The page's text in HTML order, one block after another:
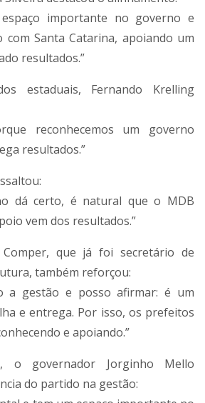
importante no governo e
com Santa Catarina, apoiando um
resultados.”
estaduais, Fernando Krelling
reconhecemos um governo
resultados.”
dá certo, é natural que o MDB
vem dos resultados.”
que já foi secretário de
também reforçou:
a gestão e posso afirmar: é um
e entrega. Por isso, os prefeitos
e apoiando.”
o governador Jorginho Mello
do partido na gestão: